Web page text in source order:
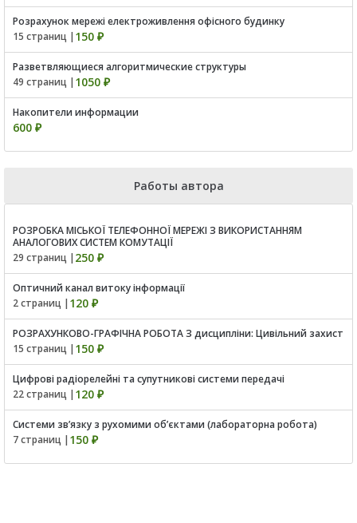
Розрахунок мережі електроживлення офісного будинку
15 страниц | 150 ₽
Разветвляющиеся алгоритмические структуры
49 страниц | 1050 ₽
Накопители информации
600 ₽
Работы автора
РОЗРОБКА МІСЬКОЇ ТЕЛЕФОННОЇ МЕРЕЖІ З ВИКОРИСТАННЯМ
АНАЛОГОВИХ СИСТЕМ КОМУТАЦІЇ
29 страниц | 250 ₽
Оптичний канал витоку інформації
2 страниц | 120 ₽
РОЗРАХУНКОВО-ГРАФІЧНА РОБОТА З дисципліни: Цивільний захист
15 страниц | 150 ₽
Цифрові радіорелейні та супутникові системи передачі
22 страниц | 120 ₽
Системи зв’язку з рухомими об’єктами (лабораторна робота)
7 страниц | 150 ₽